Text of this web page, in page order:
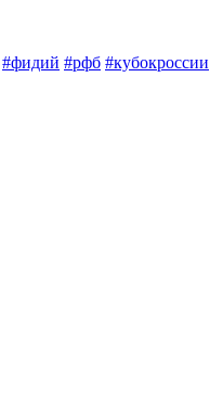
#фидий #рфб #кубокроссии